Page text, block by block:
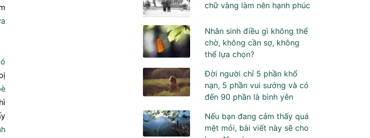
chữ vàng làm nên hạnh phúc
Nhân sinh điều gì không thể
chờ, không cần sợ, không
thể lựa chọn?
Đời người chỉ 5 phần khổ
nạn, 5 phần vui sướng và có
đến 90 phần là bình yên
Nếu bạn đang cảm thấy quá
mệt mỏi, bài viết này sẽ cho